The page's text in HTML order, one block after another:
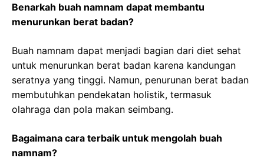
Benarkah buah namnam dapat membantu
menurunkan berat badan?
Buah namnam dapat menjadi bagian dari diet sehat
untuk menurunkan berat badan karena kandungan
seratnya yang tinggi. Namun, penurunan berat badan
membutuhkan pendekatan holistik, termasuk
olahraga dan pola makan seimbang.
Bagaimana cara terbaik untuk mengolah buah
namnam?